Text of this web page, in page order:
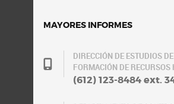
MAYORES INFORMES
DIRECCIÓN DE ESTUDIOS
FORMACIÓN DE RECURSOS
(612) 123-8484 ext.